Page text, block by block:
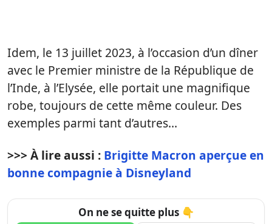
Idem, le 13 juillet 2023, à l’occasion d’un dîner
avec le Premier ministre de la République de
l’Inde, à l’Elysée, elle portait une magnifique
robe, toujours de cette même couleur. Des
exemples parmi tant d’autres…
>>> À lire aussi : Brigitte Macron aperçue en
bonne compagnie à Disneyland
On ne se quitte plus 👇